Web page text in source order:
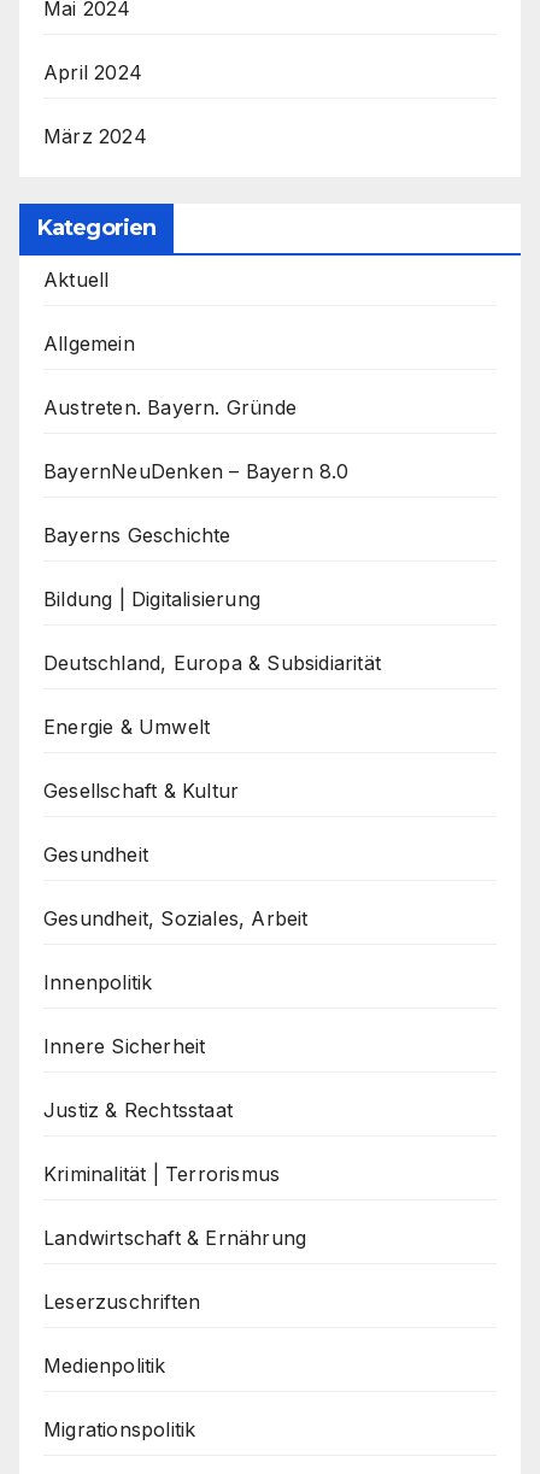
Mai 2024
April 2024
März 2024
Kategorien
Aktuell
Allgemein
Austreten. Bayern. Gründe
BayernNeuDenken – Bayern 8.0
Bayerns Geschichte
Bildung | Digitalisierung
Deutschland, Europa & Subsidiarität
Energie & Umwelt
Gesellschaft & Kultur
Gesundheit
Gesundheit, Soziales, Arbeit
Innenpolitik
Innere Sicherheit
Justiz & Rechtsstaat
Kriminalität | Terrorismus
Landwirtschaft & Ernährung
Leserzuschriften
Medienpolitik
Migrationspolitik